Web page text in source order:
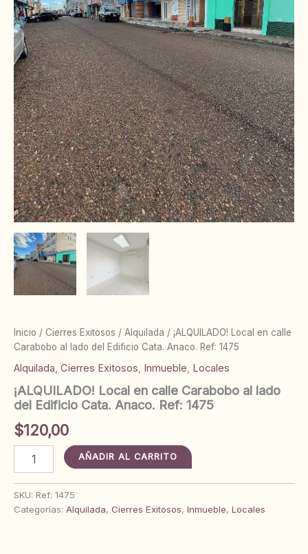
Inicio / Cierres Exitosos / Alquilada / ¡ALQUILADO! Local en calle
Carabobo al lado del Edificio Cata. Anaco. Ref: 1475
Alquilada, Cierres Exitosos, Inmueble, Locales
¡ALQUILADO! Local en calle Carabobo al lado
del Edificio Cata. Anaco. Ref: 1475
$120,00
¡ALQUILADO!
Local
calle
Carabobo
AÑADIR AL CARRITO
SKU: Ref: 1475
Categorías: Alquilada, Cierres Exitosos, Inmueble, Locales